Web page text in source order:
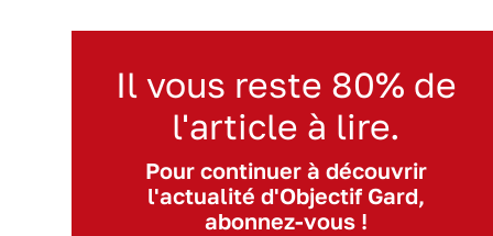
Il vous reste 80% de
l'article à lire.
Pour continuer à découvrir
l'actualité d'Objectif Gard,
abonnez-vous !